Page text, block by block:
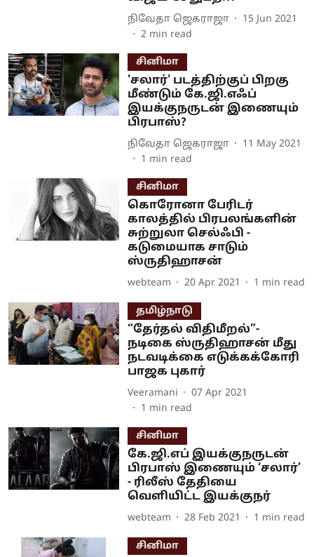
நிவேதா ஜெகராஜா
15 Jun 2021
2 min read
சினிமா
'சலார்' படத்திற்குப் பிறகு
மீண்டும் கே.ஜி.எஃப்
இயக்குநருடன் இணையும்
பிரபாஸ்?
நிவேதா ஜெகராஜா
11 May 2021
1 min read
சினிமா
கொரோனா பேரிடர்
காலத்தில் பிரபலங்களின்
சுற்றுலா செல்ஃபி -
கடுமையாக சாடும்
ஸ்ருதிஹாசன்
webteam 20 Apr 2021 1 min read
தமிழ்நாடு
“தேர்தல் விதிமீறல்”-
நடிகை ஸ்ருதிஹாசன் மீது
நடவடிக்கை எடுக்கக்கோரி
பாஜக புகார்
Veeramani
07 Apr 2021
1 min read
சினிமா
கே.ஜி.எப் இயக்குநருடன்
பிரபாஸ் இணையும் ‘சலார்’
- ரிலீஸ் தேதியை
வெளியிட்ட இயக்குநர்
webteam 28 Feb 2021 1 min read
சினிமா